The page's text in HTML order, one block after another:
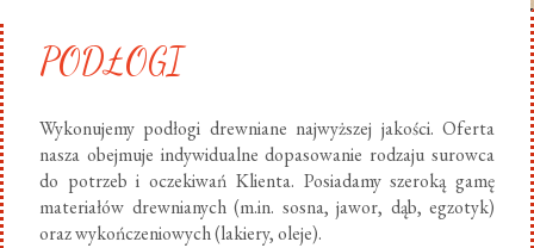
PODŁOGI
Wykonujemy podłogi drewniane najwyższej jakości. Oferta
nasza obejmuje indywidualne dopasowanie rodzaju surowca
do potrzeb i oczekiwań Klienta. Posiadamy szeroką gamę
materiałów drewnianych (m.in. sosna, jawor, dąb, egzotyk)
oraz wykończeniowych (lakiery, oleje).